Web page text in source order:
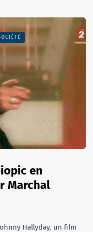
en
Marchal
Hallyday, un film